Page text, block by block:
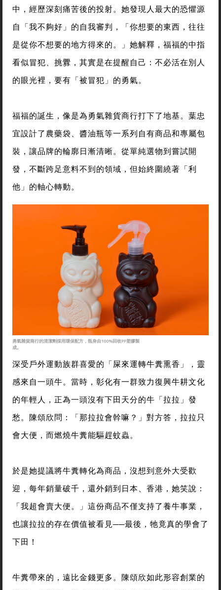
中，經歷深刻痛苦後的投射。她發現人最大的恐懼源
自「我不夠好」的自我審判，「你想要的東西，往往
是從你不想要的地方得來的。」她解釋，福福的中指
看似冒犯、挑釁，其實是在提醒自己：不必活在別人
的眼光裡，要有「被冒犯」的勇氣。
福福的誕生，像是為勇氣雜貨商行打下了地基。葉忠
宜設計了農藥袋、醬油瓶等一系列自有商品和專屬包
裝，讓品牌的輪廓日漸清晰。從單純選物到嘗試開
發，不斷跨足意料不到的領域，但始終圍繞著「利
他」的軸心轉動。
勇氣雜貨商行的清潔劑採用環保配方，瓶身由100%回收PP塑膠製
成。
深受戶外運動族群喜愛的「屎來運轉牛糞熏香」，靈
感來自一頭牛。當時，彰化有一群致力復興牛耕文化
的年輕人，正為一頭沒有下田天分的牛「拉拉」發
愁。陳頌欣問：「那拉拉會幹嘛？」對方答，拉拉只
會大便，而燃燒牛糞能驅趕蚊蟲。
於是她提議將牛糞轉化為商品，沒想到意外大受歡
迎，每年銷量破千，還外銷到日本、香港，她笑說：
「我超會賣大便。」這份商品不僅支持了養牛事業，
也讓拉拉的存在價值被看見──最後，牠竟真的學會了
下田！
牛糞帶來的，遠比金錢更多。陳頌欣如此形容創業的